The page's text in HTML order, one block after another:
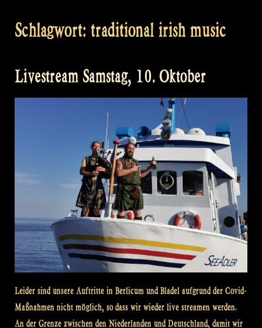
Schlagwort: traditional irish music
Livestream Samstag, 10. Oktober
Leider sind unsere Auftritte in Berlicum und Bladel aufgrund der Covid-
Maßnahmen nicht möglich, so dass wir wieder live streamen werden.
An der Grenze zwischen den Niederlanden und Deutschland, damit wir